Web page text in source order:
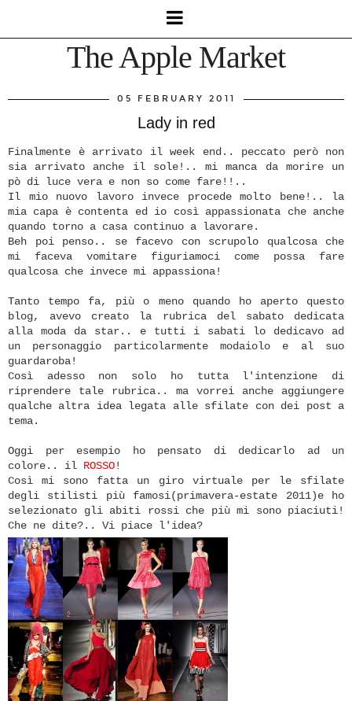
The Apple Market
05 FEBRUARY 2011
Lady in red
Finalmente è arrivato il week end.. peccato però non
sia arrivato anche il sole!.. mi manca da morire un
pò di luce vera e non so come fare!!..
Il mio nuovo lavoro invece procede molto bene!.. la
mia capa è contenta ed io così appassionata che anche
quando torno a casa continuo a lavorare.
Beh poi penso.. se facevo con scrupolo qualcosa che
mi faceva vomitare figuriamoci come possa fare
qualcosa che invece mi appassiona!
Tanto tempo fa, più o meno quando ho aperto questo
blog, avevo creato la rubrica del sabato dedicata
alla moda da star.. e tutti i sabati lo dedicavo ad
un personaggio particolarmente modaiolo e al suo
guardaroba!
Così adesso non solo ho tutta l'intenzione di
riprendere tale rubrica.. ma vorrei anche aggiungere
qualche altra idea legata alle sfilate con dei post a
tema.
Oggi per esempio ho pensato di dedicarlo ad un
colore.. il ROSSO!
Così mi sono fatta un giro virtuale per le sfilate
degli stilisti più famosi(primavera-estate 2011)e ho
selezionato gli abiti rossi che più mi sono piaciuti!
Che ne dite?.. Vi piace l'idea?